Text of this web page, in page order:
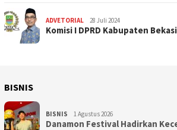
ADVETORIAL 28 Juli 2024
Komisi I DPRD Kabupaten
BISNIS
BISNIS 1 Agustus 2026
Danamon Festival Hadirkan